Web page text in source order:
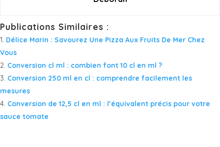
Publications Similaires :
Délice Marin : Savourez Une Pizza Aux Fruits De Mer Chez
Vous
Conversion cl ml : combien font 10 cl en ml ?
Conversion 250 ml en cl : comprendre facilement les
mesures
Conversion de 12,5 cl en ml : l’équivalent précis pour votre
sauce tomate